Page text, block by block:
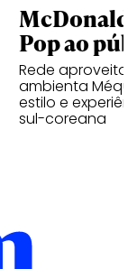
Pop ao
Rede aproveita
ambienta Méqui
estilo e
sul-coreana